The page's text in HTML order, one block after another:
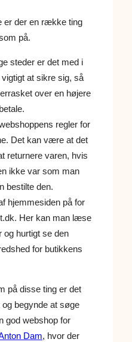
er der en række ting
på.
steder er det med i
at sikre sig, så
over en højere
regler for
Det kan være at det
returnere varen, hvis
ikke var som man
bestilte den.
hjemmesiden på for
Her kan man læse
og hurtigt se den
for butikkens
på disse ting er det
begynde at søge
god webshop for
Dam, hvor der